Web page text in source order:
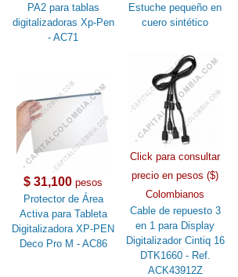
PA2 para tablas
digitalizadoras Xp-Pen
- AC71
Estuche pequeño en
cuero sintético
$ 31,100 pesos
Protector de Área
Activa para Tableta
Digitalizadora XP-PEN
Deco Pro M - AC86
Click para consultar
precio en pesos ($)
Colombianos
Cable de repuesto 3
en 1 para Display
Digitalizador Cintiq 16
DTK1660 - Ref.
ACK43912Z